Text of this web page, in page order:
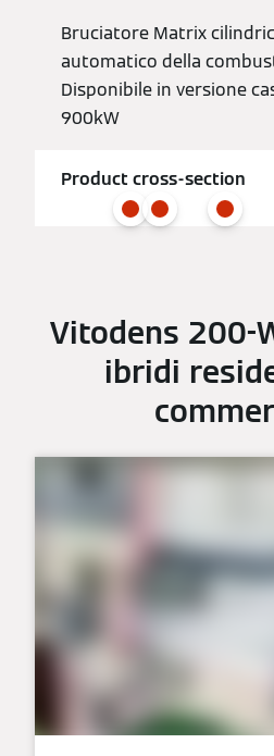
Bruciatore Matrix
automatico della
Disponibile in versione
900kW
Product cross-section
Vitodens 200-
ibridi